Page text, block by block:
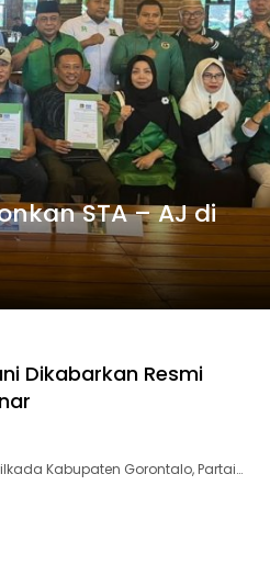
STA – AJ di
Dikabarkan Resmi
Pilkada Kabupaten Gorontalo, Partai…